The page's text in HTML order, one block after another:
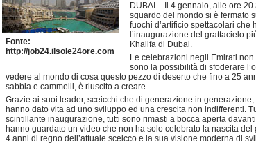
Fonte:
http://job24.ilsole24ore.com
DUBAI – Il 4 gennaio, alle ore
sguardo del mondo si è fermato
fuochi d’artificio spettacolari che
l’inaugurazione del grattacielo
Khalifa di Dubai.
Le celebrazioni negli Emirati
sono la possibilità di sfoderare
vedere al mondo di cosa questo pezzo di deserto che fino a 25
sabbia e cammelli, è riuscito a creare.
Grazie ai suoi leader, sceicchi che di generazione in
hanno dato vita ad uno sviluppo ed una crescita non indifferenti.
scintillante inaugurazione, tutti sono rimasti a bocca aperta
hanno guardato un video che non ha solo celebrato la nascita del
4 anni di regno dell’attuale sceicco e la sua visione moderna di